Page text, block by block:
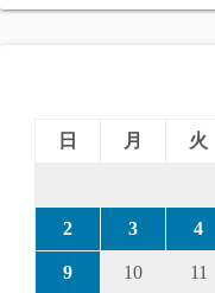
日
月 火
2 3 4
9 10 11